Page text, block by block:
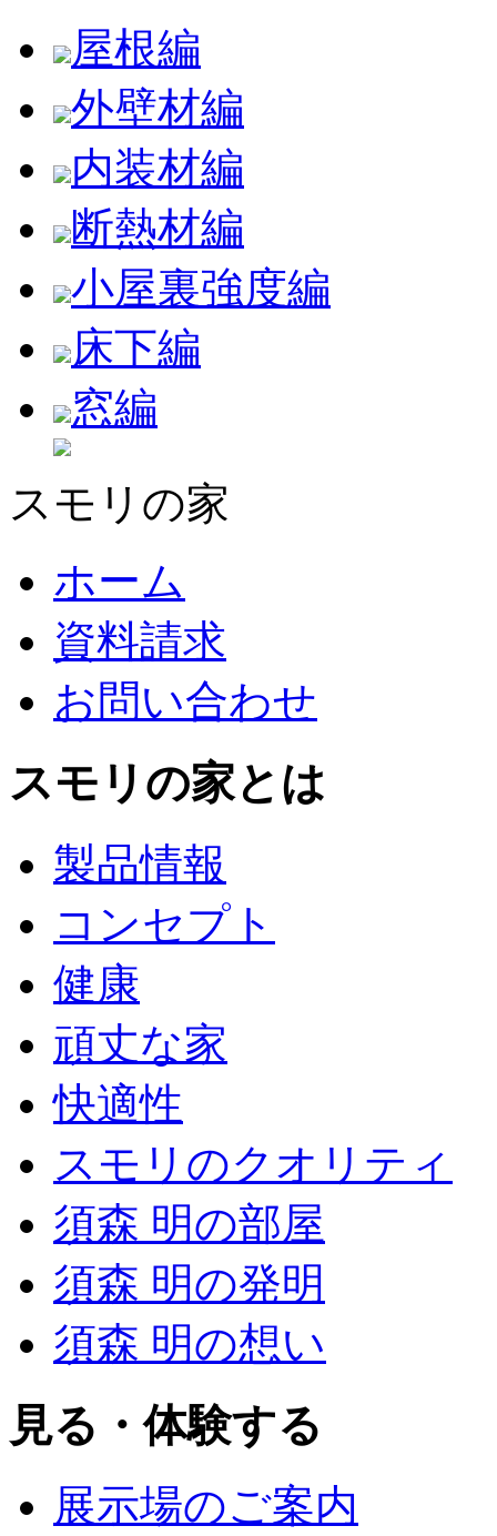
屋根編
外壁材編
内装材編
断熱材編
小屋裏強度編
床下編
窓編
スモリの家
ホーム
資料請求
お問い合わせ
スモリの家とは
製品情報
コンセプト
健康
頑丈な家
快適性
スモリのクオリティ
須森 明の部屋
須森 明の発明
須森 明の想い
見る・体験する
展示場のご案内